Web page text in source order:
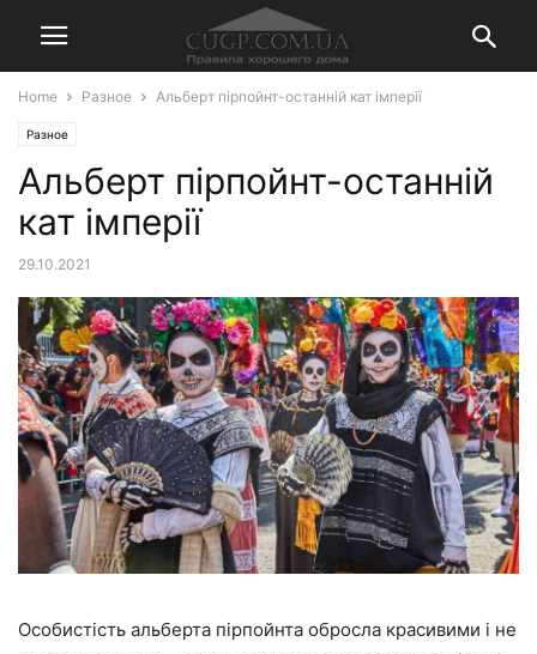
Home Разное Альберт пірпойнт-останній кат імперії
Разное
Альберт пірпойнт-останній
кат імперії
29.10.2021
Особистість альберта пірпойнта обросла красивими і не